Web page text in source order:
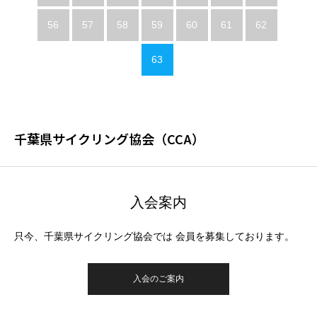
56 57 58 59 60 61 62
63
千葉県サイクリング協会（CCA）
入会案内
只今、千葉県サイクリング協会では 会員を募集しております。
入会のご案内